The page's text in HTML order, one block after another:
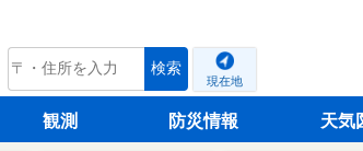
tenki.jp 検索
現在地
観測 防災情報 天気